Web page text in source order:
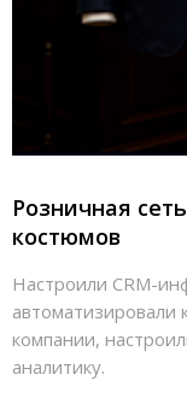
Настроили CRM-
автоматизировали
компании,
аналитику.
Розничная
костюмов